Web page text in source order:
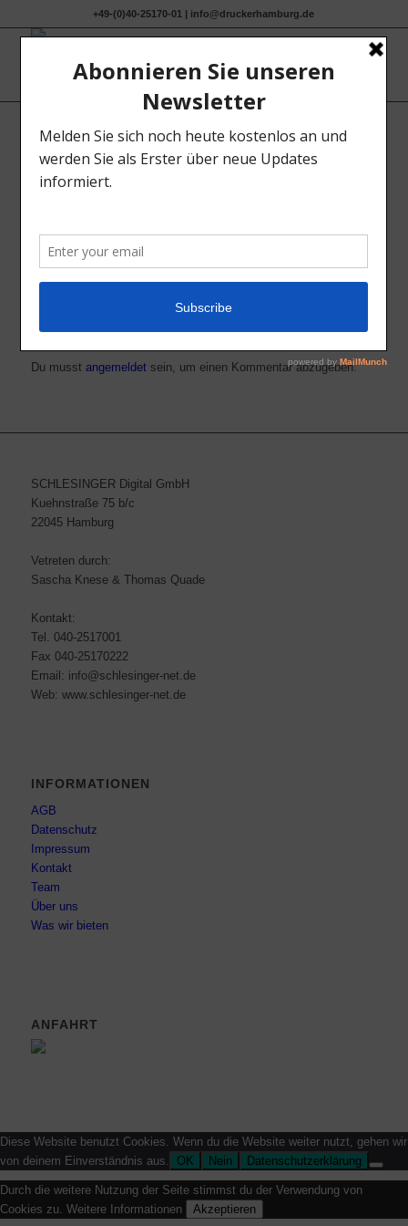
+49-(0)40-25170-01 | info@druckerhamburg.de
Hinterlasse einen Kommentar
Hinterlasse uns deinen Kommentar!
Du musst angemeldetsein, um einen Kommentar abzugeben.
SCHLESINGER Digital GmbH
Kuehnstraße 75 b/c
22045 Hamburg
Vetreten durch:
Sascha Knese & Thomas Quade
Kontakt:
Tel. 040-2517001
Fax 040-25170222
Email: info@schlesinger-net.de
Web: www.schlesinger-net.de
INFORMATIONEN
AGB
Datenschutz
Impressum
Kontakt
Team
Über uns
Was wir bieten
ANFAHRT
Diese Website benutzt Cookies. Wenn du die Website weiter nutzt, gehen wir
von deinem Einverständnis aus.
OK Nein Datenschutzerklärung
Durch die weitere Nutzung der Seite stimmst du der Verwendung von
Cookies zu. Weitere Informationen Akzeptieren